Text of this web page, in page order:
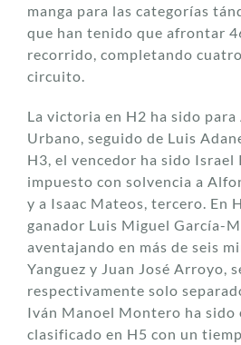
manga para las categorías
que han tenido que afrontar
recorrido, completando
circuito.
La victoria en H2 ha sido para
Urbano, seguido de Luis
H3, el vencedor ha sido Israel
impuesto con solvencia a
y a Isaac Mateos, tercero. En
ganador Luis Miguel García-
aventajando en más de seis
Yanguez y Juan José Arroyo,
respectivamente solo
Iván Manoel Montero ha sido
clasificado en H5 con un